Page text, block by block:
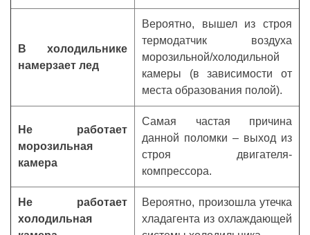
В холодильнике
намерзает лед
Вероятно, вышел из строя
термодатчик воздуха
морозильной/холодильной
камеры (в зависимости от
места образования полой).
Не работает
морозильная
камера
Самая частая причина
данной поломки – выход из
строя двигателя-
компрессора.
Не работает
холодильная
Вероятно, произошла утечка
хладагента из охлаждающей